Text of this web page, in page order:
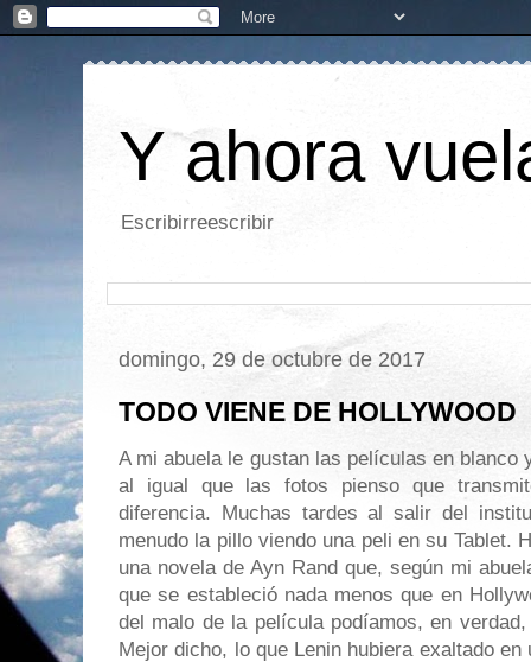
Y ahora
Escribirreescribir
domingo, 29 de octubre de 2017
TODO VIENE DE HOLLYWOOD
A mi abuela le gustan las películas en blanco
al igual que las fotos pienso que
diferencia. Muchas tardes al salir del
menudo la pillo viendo una peli en su Tablet.
una novela de Ayn Rand que, según mi
que se estableció nada menos que en
del malo de la película podíamos, en
Mejor dicho, lo que Lenin hubiera exaltado